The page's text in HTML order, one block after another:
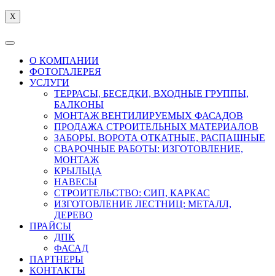
X
О КОМПАНИИ
ФОТОГАЛЕРЕЯ
УСЛУГИ
ТЕРРАСЫ, БЕСЕДКИ, ВХОДНЫЕ ГРУППЫ,
БАЛКОНЫ
МОНТАЖ ВЕНТИЛИРУЕМЫХ ФАСАДОВ
ПРОДАЖА СТРОИТЕЛЬНЫХ МАТЕРИАЛОВ
ЗАБОРЫ. ВОРОТА ОТКАТНЫЕ, РАСПАШНЫЕ
СВАРОЧНЫЕ РАБОТЫ: ИЗГОТОВЛЕНИЕ,
МОНТАЖ
КРЫЛЬЦА
НАВЕСЫ
СТРОИТЕЛЬСТВО: СИП, КАРКАС
ИЗГОТОВЛЕНИЕ ЛЕСТНИЦ: МЕТАЛЛ,
ДЕРЕВО
ПРАЙСЫ
ДПК
ФАСАД
ПАРТНЕРЫ
КОНТАКТЫ